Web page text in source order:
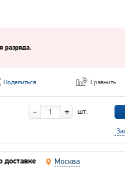
разряда.
Поделиться Сравнить
- + шт.
доставке Москва